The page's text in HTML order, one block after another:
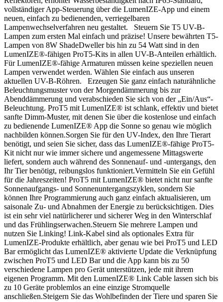
vollständiger App-Steuerung über die LumenIZE-App und einem
neuen, einfach zu bedienenden, verriegelbaren
Lampenwechselverfahren neu gestaltet. Steuern Sie T5 UV-B-
Lampen zum ersten Mal einfach und präzise! Unsere bewährten T5-
Lampen von 8W ShadeDweller bis hin zu 54 Watt sind in den
LumenIZE®-fähigen ProT5-Kits in allen UV-B-Anteilen erhältlich.
Für LumenIZE®-fähige Armaturen müssen keine speziellen neuen
Lampen verwendet werden. Wählen Sie einfach aus unseren
aktuellen UV-B-Röhren. Erzeugen Sie ganz einfach naturähnliche
Beleuchtungsmuster von der Morgendämmerung bis zur
Abenddämmerung und verabschieden Sie sich von der „Ein/Aus“-
Beleuchtung. ProT5 mit LumenIZE® ist schlank, effektiv und bietet
sanfte Dimm-Muster, mit denen Sie über die kostenlose und einfach
zu bedienende LumenIZE® App die Sonne so genau wie möglich
nachbilden können.Sorgen Sie für den UV-Index, den Ihre Tierart
benötigt, und seien Sie sicher, dass das LumenIZE®-fähige ProT5-
Kit nicht nur wie immer sichere und angemessene Mittagswerte
liefert, sondern auch während des Sonnenauf- und -untergangs, den
Ihr Tier benötigt, reibungslos funktioniert.Vermitteln Sie ein Gefühl
für die Jahreszeiten! ProT5 mit LumenIZE® bietet nicht nur sanfte
Sonnenaufgangs- und Sonnenuntergangszyklen, sondern Sie
können Ihre Programmierung auch ganz einfach aktualisieren, um
saisonale Zu- und Abnahmen der Energie zu berücksichtigen. Dies
ist ein sehr viel natürlicherer und sicherer Weg in den Winterschlaf
und das Frühlingserwachen.Steuern Sie mehrere Lampen und
nutzen Sie Linking! Link-Kabel sind als optionales Extra für
LumenIZE-Produkte erhältlich, aber genau wie bei ProT5 und LED
Bar ermöglicht das LumenIZE® aktivierte Update die Verknüpfung
zwischen ProT5 und LED Bar und die App kann bis zu 50
verschiedene Lampen pro Gerät unterstützen, jede mit ihrem
eigenen Programm. Mit den LumenIZE® Link Cable lassen sich bis
zu 10 Geräte problemlos an eine einzige Stromquelle
anschließen.Steigern Sie das Wohlbefinden der Tiere und sparen Sie